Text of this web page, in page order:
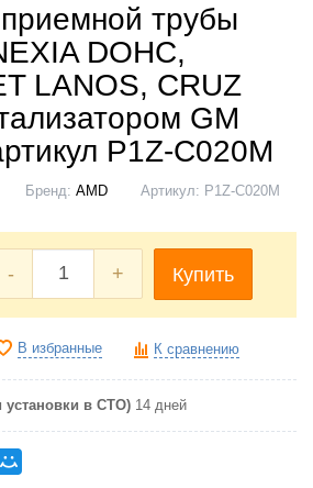
трубы
DOHC,
LANOS, CRUZ
GM
P1Z-C020M
Бренд: AMD Артикул: P1Z-C020M
- + Купить
В избранные К сравнению
установки в СТО) 14 дней